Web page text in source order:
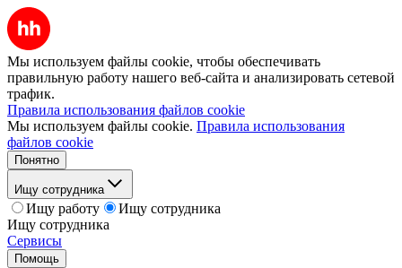
Мы используем файлы cookie, чтобы обеспечивать
правильную работу нашего веб-сайта и анализировать сетевой
трафик.
Правила использования файлов cookie
Мы используем файлы cookie. Правила использования
файлов cookie
Понятно
Ищу сотрудника
Ищу работу
Ищу сотрудника
Ищу сотрудника
Сервисы
Помощь